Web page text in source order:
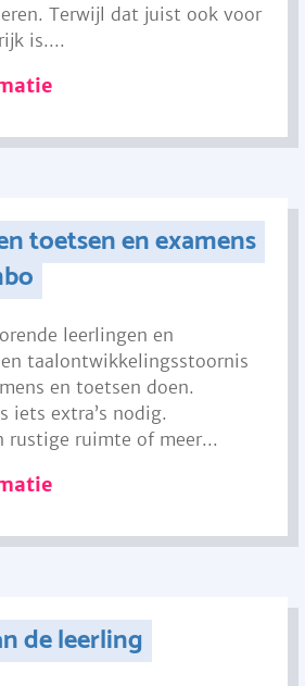
Terwijl dat juist ook voor
is....
toetsen en examens
leerlingen en
taalontwikkelingsstoornis
en toetsen doen.
iets extra’s nodig.
rustige ruimte of meer...
de leerling